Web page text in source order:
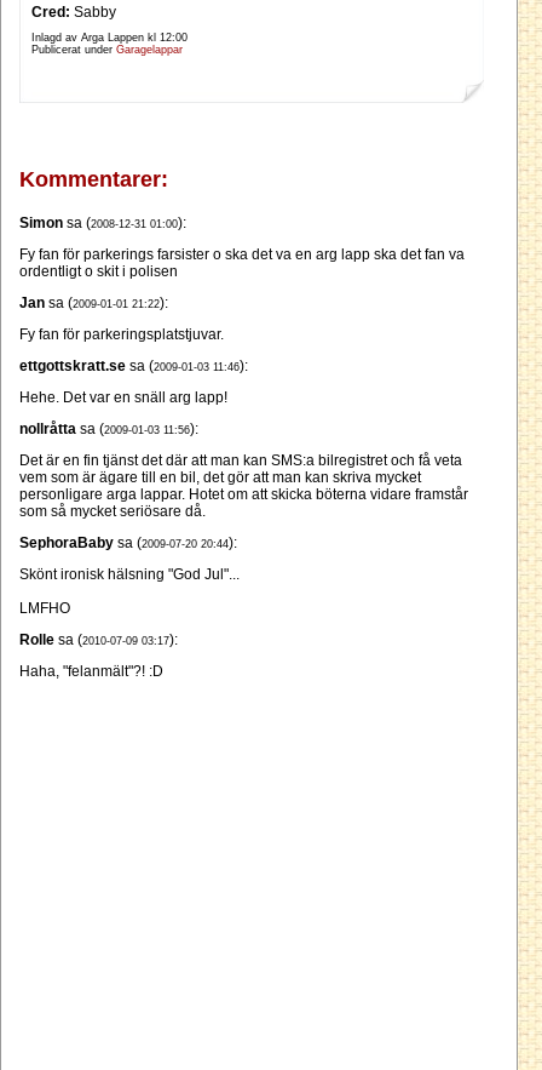
Cred: Sabby
Inlagd av Arga Lappen kl 12:00
Publicerat under Garagelappar
Kommentarer:
Simon sa (2008-12-31 01:00):
Fy fan för parkerings farsister o ska det va en arg lapp ska det fan va
ordentligt o skit i polisen
Jan sa (2009-01-01 21:22):
Fy fan för parkeringsplatstjuvar.
ettgottskratt.se sa (2009-01-03 11:46):
Hehe. Det var en snäll arg lapp!
nollråtta sa (2009-01-03 11:56):
Det är en fin tjänst det där att man kan SMS:a bilregistret och få veta
vem som är ägare till en bil, det gör att man kan skriva mycket
personligare arga lappar. Hotet om att skicka böterna vidare framstår
som så mycket seriösare då.
SephoraBaby sa (2009-07-20 20:44):
Skönt ironisk hälsning "God Jul"...
LMFHO
Rolle sa (2010-07-09 03:17):
Haha, "felanmält"?! :D